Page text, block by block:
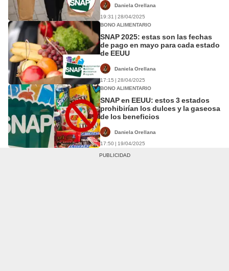
Daniela Orellana
19:31 | 28/04/2025
BONO ALIMENTARIO
SNAP 2025: estas son las fechas
de pago en mayo para cada estado
de EEUU
Daniela Orellana
17:15 | 28/04/2025
BONO ALIMENTARIO
SNAP en EEUU: estos 3 estados
prohibirían los dulces y la gaseosa
de los beneficios
Daniela Orellana
17:50 | 19/04/2025